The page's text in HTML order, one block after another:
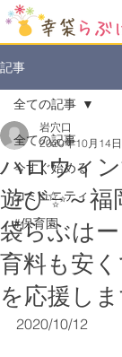
記事
全ての記事
今すぐ始める
コミュニティ
#保育園
全ての記事
ハロウィ
遊び✨～
袋らぶは
育料も安
を応援しま
岩穴口
2020年10月14日
2020/10/12